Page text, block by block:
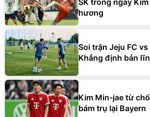
SK trong ngày
hương
Soi trận Jeju FC
Khẳng định bản
Kim Min-jae từ
bám trụ lại Bayern